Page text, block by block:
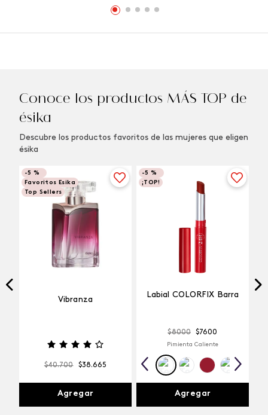
Conoce los productos MÁS TOP de
ésika
Descubre los productos favoritos de las mujeres que eligen
ésika
-5 %
Favoritos Esika
Top Sellers
Vibranza
$40.700 $38.665
Agregar
-5 %
¡TOP!
Labial COLORFIX Barra
$8000 $7600
Pimienta Caliente
Agregar